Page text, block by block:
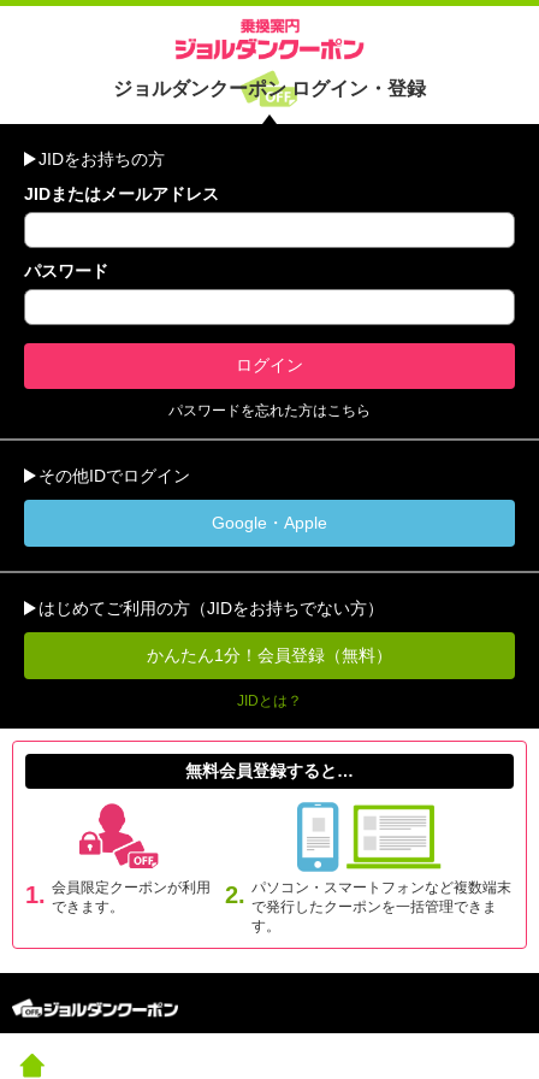
ジョルダンクーポン ログイン・登録
JIDをお持ちの方
JIDまたはメールアドレス
パスワード
パスワードを忘れた方はこちら
その他IDでログイン
Google・Apple
はじめてご利用の方（JIDをお持ちでない方）
かんたん1分！会員登録（無料）
JIDとは？
無料会員登録すると…
1. 会員限定クーポンが利用
できます。
2. パソコン・スマートフォンなど複数端末
で発行したクーポンを一括管理できま
す。